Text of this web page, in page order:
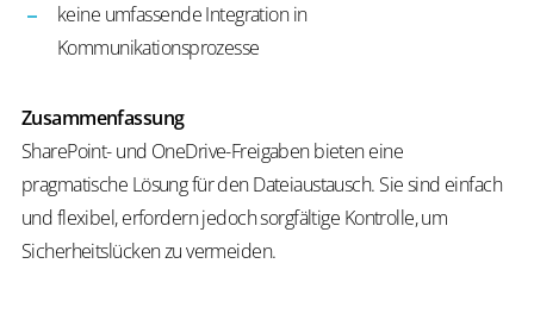
keine umfassende Integration in
Kommunikationsprozesse
Zusammenfassung
SharePoint- und OneDrive-Freigaben bieten eine
pragmatische Lösung für den Dateiaustausch. Sie sind einfach
und flexibel, erfordern jedoch sorgfältige Kontrolle, um
Sicherheitslücken zu vermeiden.